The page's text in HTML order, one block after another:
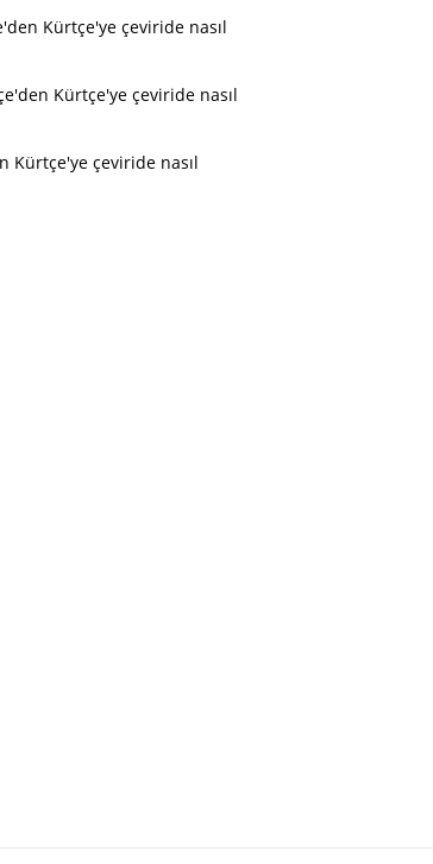
Kürtçe'ye çeviride nasıl
Kürtçe'ye çeviride nasıl
Kürtçe'ye çeviride nasıl